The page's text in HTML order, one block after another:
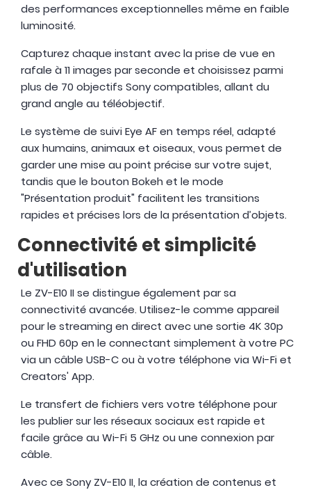
des performances exceptionnelles même en faible
luminosité.
Capturez chaque instant avec la prise de vue en
rafale à 11 images par seconde et choisissez parmi
plus de 70 objectifs Sony compatibles, allant du
grand angle au téléobjectif.
Le système de suivi Eye AF en temps réel, adapté
aux humains, animaux et oiseaux, vous permet de
garder une mise au point précise sur votre sujet,
tandis que le bouton Bokeh et le mode
"Présentation produit" facilitent les transitions
rapides et précises lors de la présentation d’objets.
Connectivité et simplicité
d'utilisation
Le ZV-E10 II se distingue également par sa
connectivité avancée. Utilisez-le comme appareil
pour le streaming en direct avec une sortie 4K 30p
ou FHD 60p en le connectant simplement à votre PC
via un câble USB-C ou à votre téléphone via Wi-Fi et
Creators' App.
Le transfert de fichiers vers votre téléphone pour
les publier sur les réseaux sociaux est rapide et
facile grâce au Wi-Fi 5 GHz ou une connexion par
câble.
Avec ce Sony ZV-E10 II, la création de contenus et